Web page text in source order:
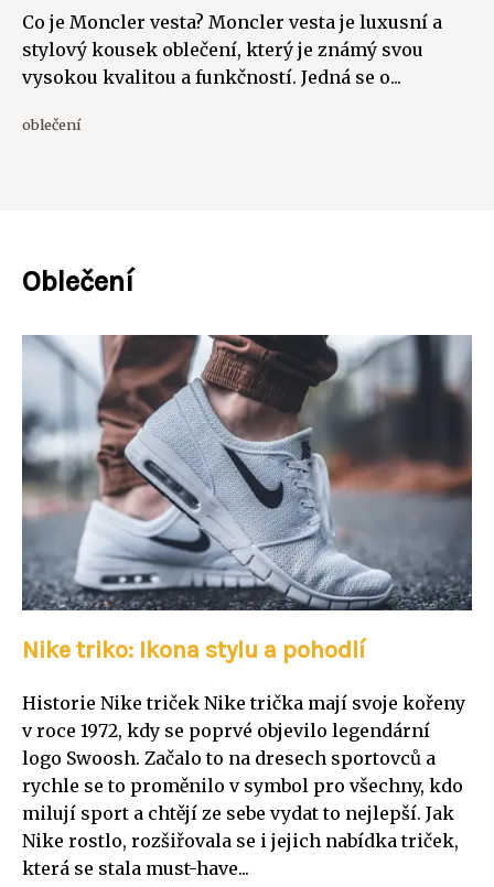
Co je Moncler vesta? Moncler vesta je luxusní a
stylový kousek oblečení, který je známý svou
vysokou kvalitou a funkčností. Jedná se o...
oblečení
Oblečení
Nike triko: Ikona stylu a pohodlí
Historie Nike triček Nike trička mají svoje kořeny
v roce 1972, kdy se poprvé objevilo legendární
logo Swoosh. Začalo to na dresech sportovců a
rychle se to proměnilo v symbol pro všechny, kdo
milují sport a chtějí ze sebe vydat to nejlepší. Jak
Nike rostlo, rozšiřovala se i jejich nabídka triček,
která se stala must-have...